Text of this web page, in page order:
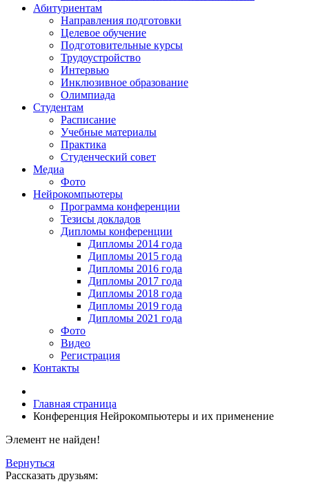
Абитуриентам
Направления подготовки
Целевое обучение
Подготовительные курсы
Трудоустройство
Интервью
Инклюзивное образование
Олимпиада
Студентам
Расписание
Учебные материалы
Практика
Студенческий совет
Медиа
Фото
Нейрокомпьютеры
Программа конференции
Тезисы докладов
Дипломы конференции
Дипломы 2014 года
Дипломы 2015 года
Дипломы 2016 года
Дипломы 2017 года
Дипломы 2018 года
Дипломы 2019 года
Дипломы 2021 года
Фото
Видео
Регистрация
Контакты
Главная страница
Конференция Нейрокомпьютеры и их применение
Элемент не найден!
Вернуться
Рассказать друзьям: